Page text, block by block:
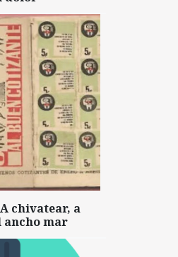
chivatear, a
ancho mar